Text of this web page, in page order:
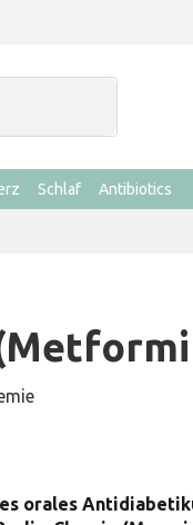
Schlaf Antibiotics
orales